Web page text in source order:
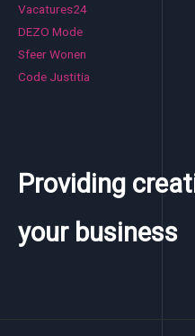
Vacatures24
DEZO Mode
Sfeer Wonen
Code Justitia
Providing
your business